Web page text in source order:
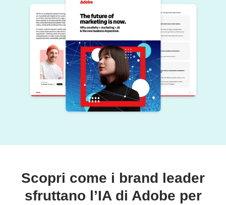
Scopri come i brand leader
sfruttano l’IA di Adobe per